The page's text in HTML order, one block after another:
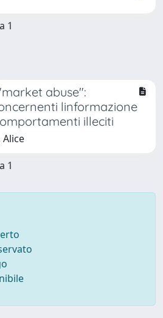
1
abuse":
linformazione
illeciti
1